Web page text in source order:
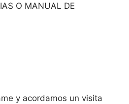
O MANUAL DE
y acordamos un visita